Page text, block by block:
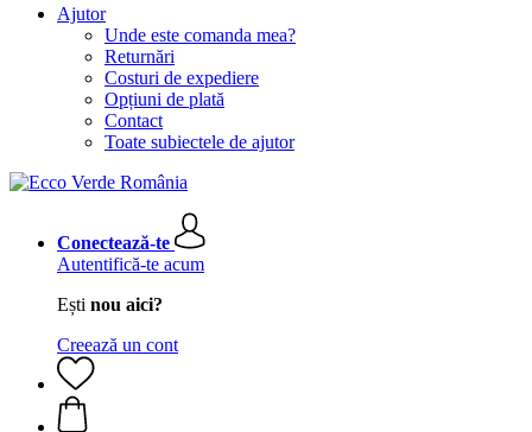
Ajutor
Unde este comanda mea?
Returnări
Costuri de expediere
Opțiuni de plată
Contact
Toate subiectele de ajutor
Conectează-te
Autentifică-te acum
Ești nou aici?
Creează un cont